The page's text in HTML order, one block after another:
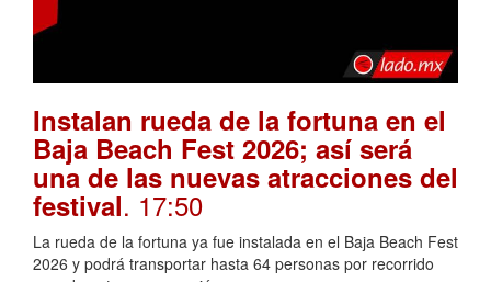
Instalan rueda de la fortuna en el
Baja Beach Fest 2026; así será
una de las nuevas atracciones del
festival. 17:50
La rueda de la fortuna ya fue instalada en el Baja Beach Fest
2026 y podrá transportar hasta 64 personas por recorrido